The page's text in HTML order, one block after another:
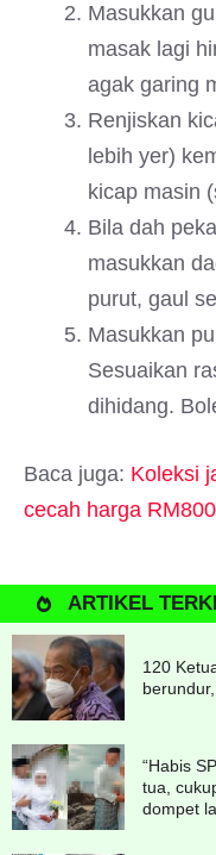
Masukkan
masak lagi
agak garing
Renjiskan
lebih yer)
kicap masin
Bila dah
masukkan
purut, gaul
Masukkan
Sesuaikan
dihidang.
Baca juga: Koleksi
cecah harga
ARTIKEL
120
“Habis
tua,
dompet